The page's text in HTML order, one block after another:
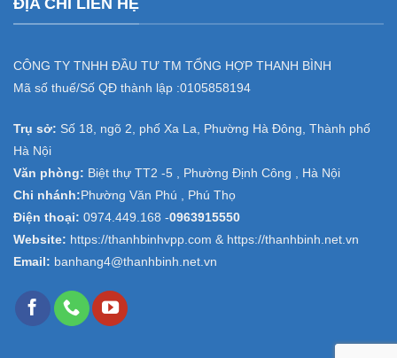
ĐỊA CHỈ LIÊN HỆ
CÔNG TY TNHH ĐẦU TƯ TM TỔNG HỢP THANH BÌNH
Mã số thuế/Số QĐ thành lập :0105858194
Trụ sở: Số 18, ngõ 2, phố Xa La, Phường Hà Đông, Thành phố
Hà Nội
Văn phòng: Biệt thự TT2 -5 , Phường Định Công , Hà Nội
Chi nhánh: Phường Văn Phú , Phú Thọ
Điện thoại: 0974.449.168 -0963915550
Website: https://thanhbinhvpp.com & https://thanhbinh.net.vn
Email: banhang4@thanhbinh.net.vn